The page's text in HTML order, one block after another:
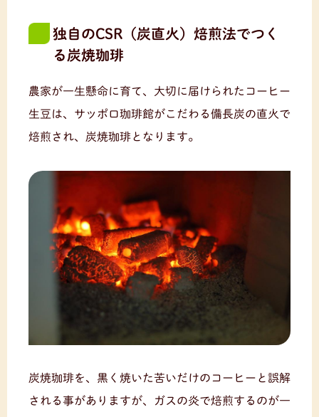
独自のCSR（炭直火）焙煎法でつく
る炭焼珈琲
農家が一生懸命に育て、大切に届けられたコーヒー
生豆は、サッポロ珈琲館がこだわる備長炭の直火で
焙煎され、炭焼珈琲となります。
炭焼珈琲を、黒く焼いた苦いだけのコーヒーと誤解
される事がありますが、ガスの炎で焙煎するのが一